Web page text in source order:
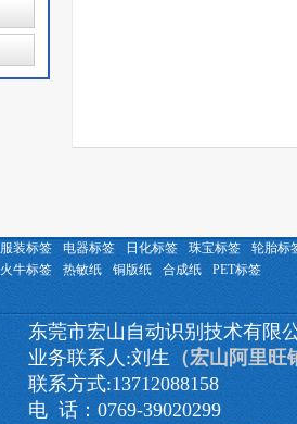
服装标签 电器标签 日化标签 珠宝标签
轮胎标
火牛标签 热敏纸 铜版纸 合成纸 PET标签
东莞市宏山自动识别技术有限
业务联系人:刘生 （宏山阿里旺
联系方式:13712088158
电 话：0769-39020299